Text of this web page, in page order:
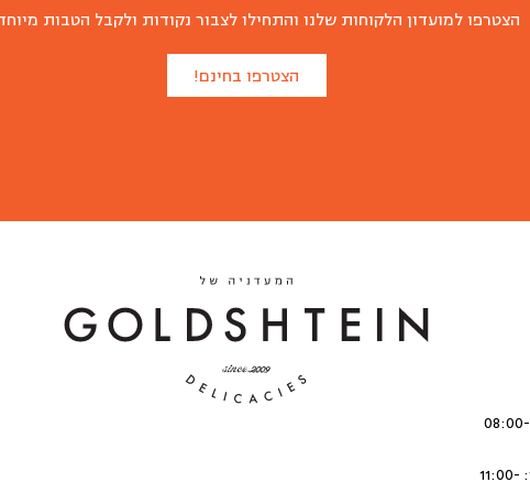
הצטרפו למועדון הלקוחות שלנו והתחילו לצבור נקודות ולקבל הטבות
הצטרפו בחינם!
איסוף עצמי: א'-ה' 10:00-20:00 | שישי 08:00-
קבלת משלוח: א'-ה' 11:00-16:00 | שישי: 11:00-